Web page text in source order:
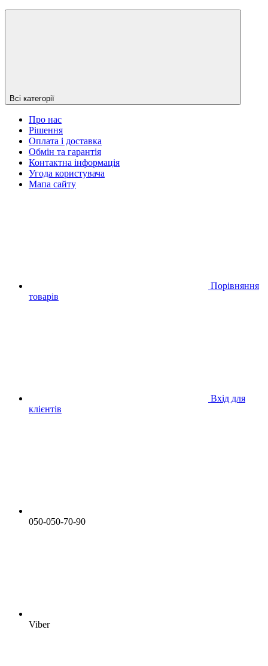
Всі категорії
Про нас
Рішення
Оплата і доставка
Обмін та гарантія
Контактна інформація
Угода користувача
Мапа сайту
Порівняння
товарів
Вхід для
клієнтів
050-050-70-90
Viber